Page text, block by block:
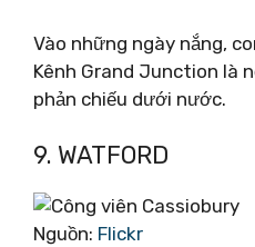
Vào những ngày nắng,
Kênh Grand Junction là
phản chiếu dưới nước.
9. WATFORD
Nguồn: Flickr